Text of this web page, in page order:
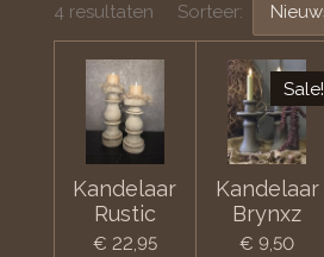
4 resultaten Sorteer:
Kandelaar
Rustic
€ 22,95
Sale!
Kandelaar
Brynxz
€ 9,50